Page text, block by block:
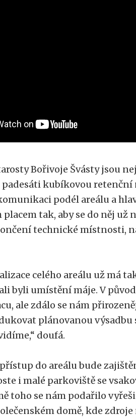
Bořivoje Švásty jsou
kubíkovou retenční
podél areálu a
tak, aby se do něj už
technické místnosti,
celého areálu už má
byli umístění máje. V
ale zdálo se nám
plánovanou
doufá.
do areálu bude
i malé parkoviště se
toho se nám podařilo
domě, kde